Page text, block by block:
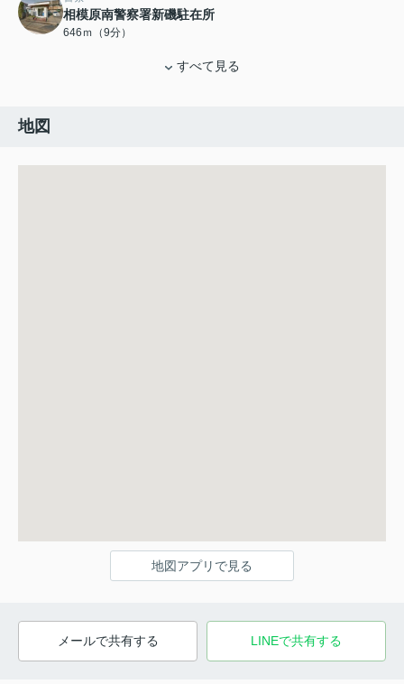
相模原南警察署新磯駐在所
646ｍ（9分）
すべて見る
地図
地図アプリで見る
メールで共有する LINEで共有する